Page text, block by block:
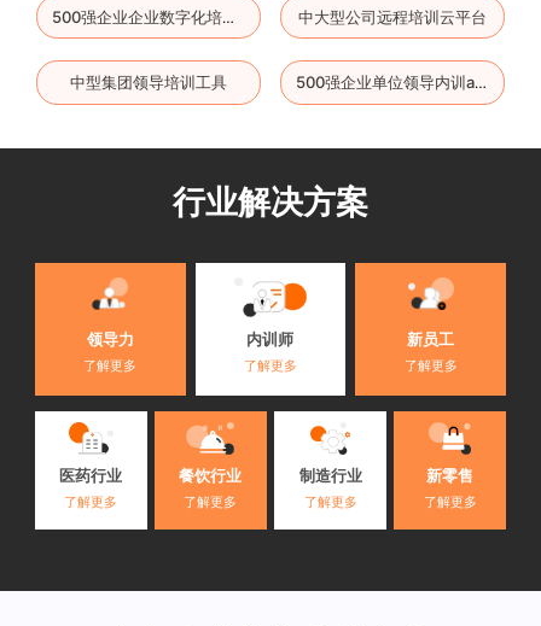
500强企业企业数字化培训云平台 中大型公司远程培训云平台
中型集团领导培训工具 500强企业单位领导内训app
行业解决方案
领导力
了解更多
内训师
了解更多
新员工
了解更多
医药行业
了解更多
餐饮行业
了解更多
制造行业
了解更多
新零售
了解更多